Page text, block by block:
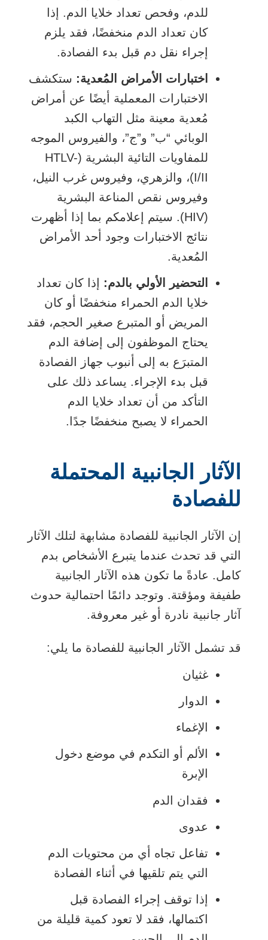
للدم، وفحص تعداد خلايا الدم. إذا
كان تعداد الدم منخفضًا، فقد يلزم
إجراء نقل دم قبل بدء الفصادة.
اختبارات الأمراض المُعدية: ستكشف
الاختبارات المعملية أيضًا عن أمراض
مُعدية معينة مثل التهاب الكبد
الوبائي “ب” و”ج”، والفيروس الموجه
للمفاويات التائية البشرية (HTLV-
I/II)، والزهري، وفيروس غرب النيل،
وفيروس نقص المناعة البشرية
(HIV). سيتم إعلامكم بما إذا أظهرت
نتائج الاختبارات وجود أحد الأمراض
المُعدية.
التحضير الأولي بالدم: إذا كان تعداد
خلايا الدم الحمراء منخفضًا أو كان
المريض أو المتبرع صغير الحجم، فقد
يحتاج الموظفون إلى إضافة الدم
المتبرَع به إلى أنبوب جهاز الفصادة
قبل بدء الإجراء. يساعد ذلك على
التأكد من أن تعداد خلايا الدم
الحمراء لا يصبح منخفضًا جدًا.
الآثار الجانبية المحتملة
للفصادة
إن الآثار الجانبية للفصادة مشابهة لتلك الآثار
التي قد تحدث عندما يتبرع الأشخاص بدم
كامل. عادةً ما تكون هذه الآثار الجانبية
طفيفة ومؤقتة. وتوجد دائمًا احتمالية حدوث
آثار جانبية نادرة أو غير معروفة.
قد تشمل الآثار الجانبية للفصادة ما يلي:
غثيان
الدوار
الإغماء
الألم أو التكدم في موضع دخول
الإبرة
فقدان الدم
عدوى
تفاعل تجاه أي من محتويات الدم
التي يتم تلقيها في أثناء الفصادة
إذا توقف إجراء الفصادة قبل
اكتمالها، فقد لا تعود كمية قليلة من